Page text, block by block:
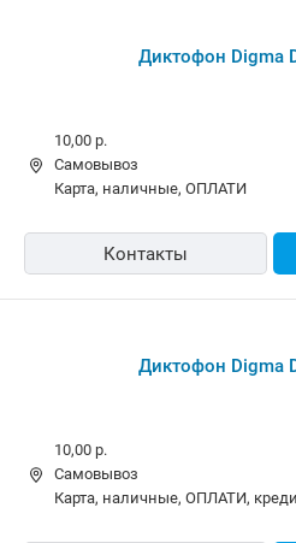
Диктофон Digma
10,00 р.
Самовывоз
карта, наличные, ОПЛАТИ
Контакты
Диктофон Digma
10,00 р.
Самовывоз
карта, наличные, ОПЛАТИ,